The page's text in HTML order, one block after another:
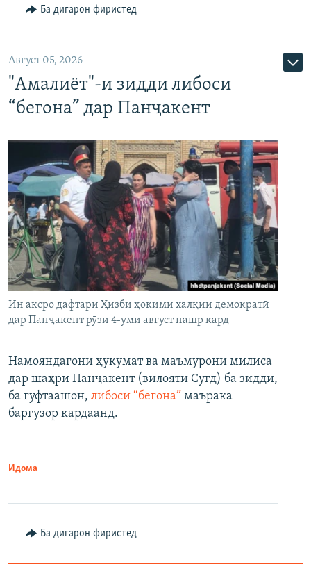
Ба дигарон фиристед
Август 05, 2026
"Амалиёт"-и зидди либоси
“бегона” дар Панҷакент
Ин аксро дафтари Ҳизби ҳокими халқии демократӣ
дар Панҷакент рӯзи 4-уми август нашр кард
Намояндагони ҳукумат ва маъмурони милиса
дар шаҳри Панҷакент (вилояти Суғд) ба зидди,
ба гуфтаашон, либоси “бегона” маърака
баргузор кардаанд.
Идома
Ба дигарон фиристед